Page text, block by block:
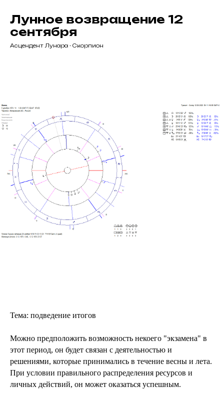
Лунное возвращение 12
сентября
Асцендент Лунара - Скорпион
Тема: подведение итогов
Можно предположить возможность некоего "экзамена" в
этот период, он будет связан с деятельностью и
решениями, которые принимались в течение весны и лета.
При условии правильного распределения ресурсов и
личных действий, он может оказаться успешным.